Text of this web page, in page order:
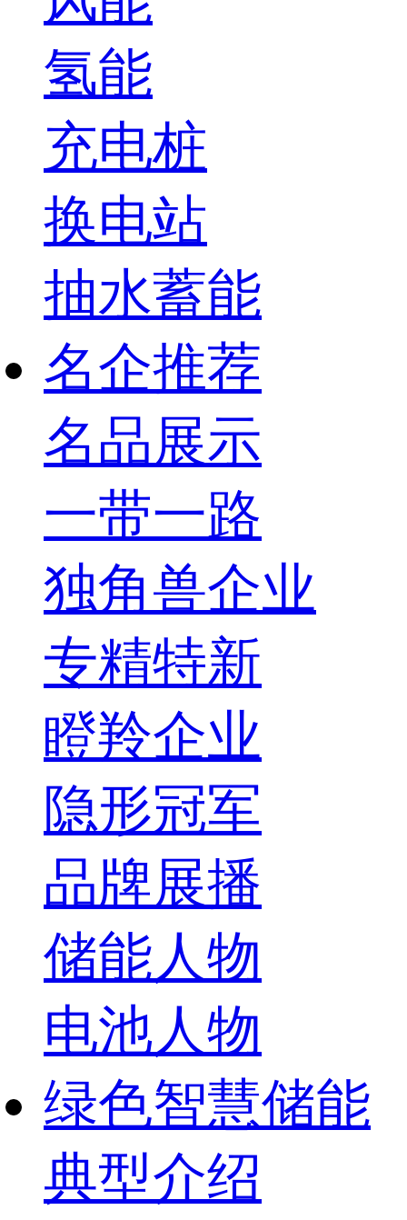
氢能
充电桩
换电站
抽水蓄能
名企推荐
名品展示
一带一路
独角兽企业
专精特新
瞪羚企业
隐形冠军
品牌展播
储能人物
电池人物
绿色智慧储能
典型介绍